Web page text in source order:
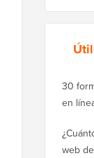
30
en
web